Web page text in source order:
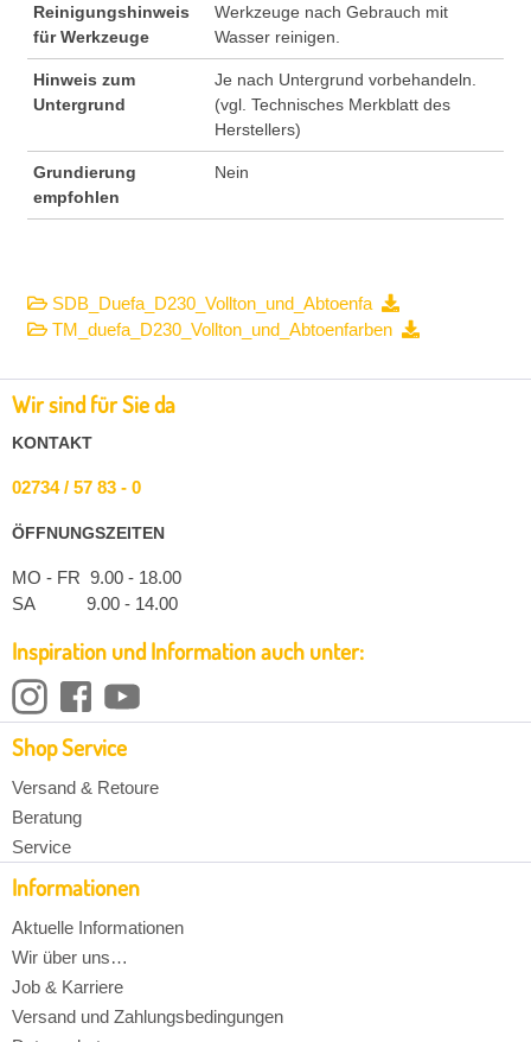
Reinigungshinweis
für Werkzeuge
Werkzeuge nach Gebrauch mit
Wasser reinigen.
Hinweis zum
Untergrund
Je nach Untergrund vorbehandeln.
(vgl. Technisches Merkblatt des
Herstellers)
Grundierung
empfohlen
Nein
SDB_Duefa_D230_Vollton_und_Abtoenfa
TM_duefa_D230_Vollton_und_Abtoenfarben
Wir sind für Sie da
KONTAKT
02734 / 57 83 - 0
ÖFFNUNGSZEITEN
MO - FR 9.00 - 18.00
SA 9.00 - 14.00
Inspiration und Information auch unter:
Shop Service
Versand & Retoure
Beratung
Service
Informationen
Aktuelle Informationen
Wir über uns…
Job & Karriere
Versand und Zahlungsbedingungen